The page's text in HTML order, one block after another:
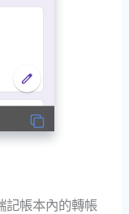
記帳本內的轉帳